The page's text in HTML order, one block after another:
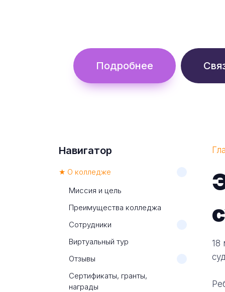
Подробнее
Навигатор
★ О колледже
Миссия и цель
Преимущества колледжа
Сотрудники
Виртуальный тур
Отзывы
Сертификаты, гранты,
награды
18